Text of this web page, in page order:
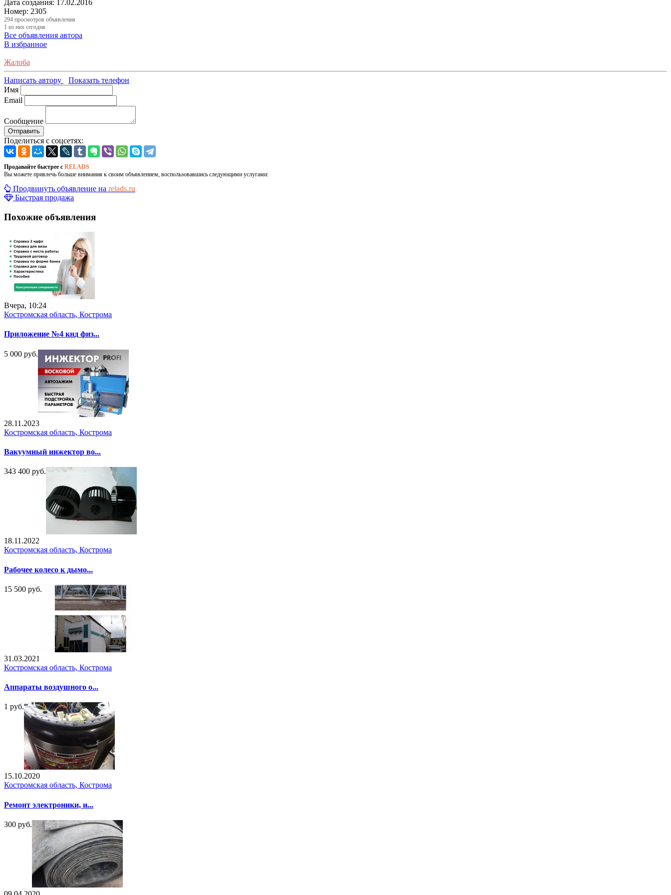
Дата создания: 17.02.2016
Номер: 2305
294 просмотров объявления
1 из них сегодня
Все объявления автора
В избранное
Жалоба
Написать автору
Показать телефон
Имя
Email
Сообщение
Отправить
Поделиться с соцсетях:
Продавайте быстрее с RELADS
Вы можете привлечь больше внимания к своим объявлением, воспользовавшись следующими услугами:
Продвинуть объявление на relads.ru
Быстрая продажа
Похожие объявления
Вчера, 10:24
Костромская область, Кострома
Приложение №4 кнд физ...
5 000 руб.
28.11.2023
Костромская область, Кострома
Вакуумный инжектор во...
343 400 руб.
18.11.2022
Костромская область, Кострома
Рабочее колесо к дымо...
15 500 руб.
31.03.2021
Костромская область, Кострома
Аппараты воздушного о...
1 руб.
15.10.2020
Костромская область, Кострома
Ремонт электроники, и...
300 руб.